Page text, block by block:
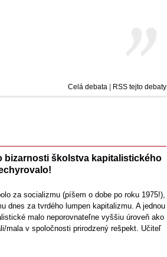
Celá debata RSS tejto debaty
bizarnosti školstva kapitalistického
za socializmu (píšem o dobe po roku 1975!),
dnes za tvrdého lumpen kapitalizmu. A jednou
malo neporovnateľne vyššiu úroveň ako
mala v spoločnosti prirodzený rešpekt. Učiteľ